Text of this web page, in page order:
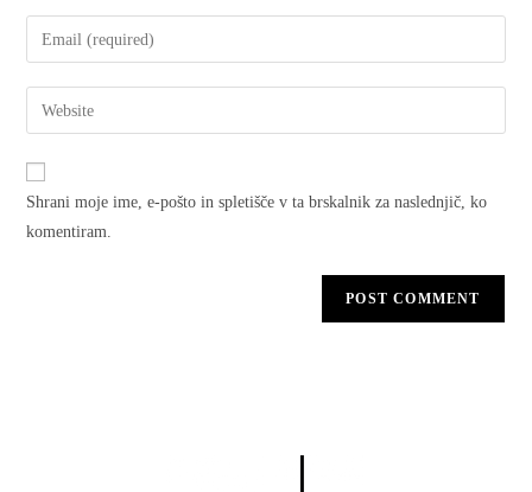
Shrani moje ime, e-pošto in spletišče v ta brskalnik za naslednjič, ko
komentiram.